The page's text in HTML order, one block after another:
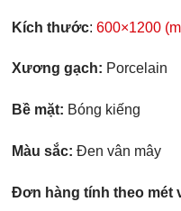
Kích thước: 600×1200
Xương gạch: Porcelain
Bề mặt: Bóng kiếng
Màu sắc: Đen vân mây
Đơn hàng tính theo mét